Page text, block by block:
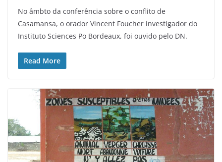
No âmbto da conferência sobre o conflito de
Casamansa, o orador Vincent Foucher investigador do
Instituto Sciences Po Bordeaux, foi ouvido pelo DN.
Read More